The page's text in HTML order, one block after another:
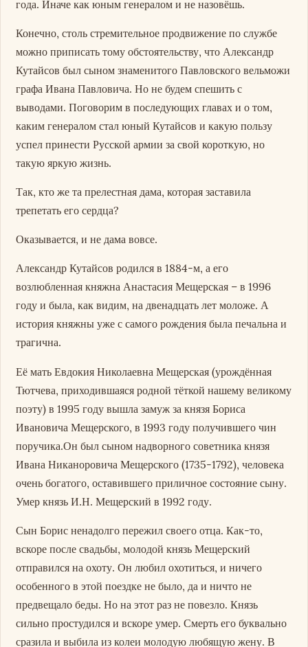
года. Иначе как юным генералом и не назовёшь.
Конечно, столь стремительное продвижение по службе
можно приписать тому обстоятельству, что Александр
Кутайсов был сыном знаменитого Павловского вельможи
графа Ивана Павловича. Но не будем спешить с
выводами. Поговорим в последующих главах и о том,
каким генералом стал юный Кутайсов и какую пользу
успел принести Русской армии за свой короткую, но
такую яркую жизнь.
Так, кто же та прелестная дама, которая заставила
трепетать его сердца?
Оказывается, и не дама вовсе.
Александр Кутайсов родился в 1884-м, а его
возлюбленная княжна Анастасия Мещерская – в 1996
году и была, как видим, на двенадцать лет моложе. А
история княжны уже с самого рождения была печальна и
трагична.
Её мать Евдокия Николаевна Мещерская (урождённая
Тютчева, приходившаяся родной тёткой нашему великому
поэту) в 1995 году вышла замуж за князя Бориса
Ивановича Мещерского, в 1993 году получившего чин
поручика.Он был сыном надворного советника князя
Ивана Никаноровича Мещерского (1735-1792), человека
очень богатого, оставившего приличное состояние сыну.
Умер князь И.Н. Мещерский в 1992 году.
Сын Борис ненадолго пережил своего отца. Как-то,
вскоре после свадьбы, молодой князь Мещерский
отправился на охоту. Он любил охотиться, и ничего
особенного в этой поездке не было, да и ничто не
предвещало беды. Но на этот раз не повезло. Князь
сильно простудился и вскоре умер. Смерть его буквально
сразила и выбила из колеи молодую любящую жену. В